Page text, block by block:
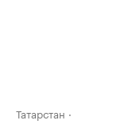
Татарстан